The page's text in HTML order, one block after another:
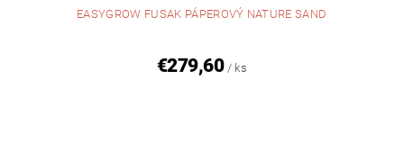
EASYGROW FUSAK PÁPEROVÝ NATURE SAND
€279,60 / ks